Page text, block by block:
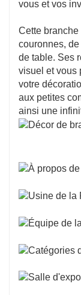
vous et vos
Cette
couronnes,
de table. Ses
visuel et vous
votre
aux petites
ainsi une